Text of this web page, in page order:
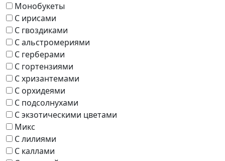
Монобукеты
С ирисами
С гвоздиками
С альстромериями
С герберами
С гортензиями
С хризантемами
С орхидеями
С подсолнухами
С экзотическими цветами
Микс
С лилиями
С каллами